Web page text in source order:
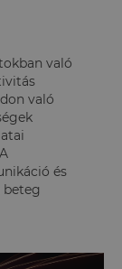
való
való
és
beteg